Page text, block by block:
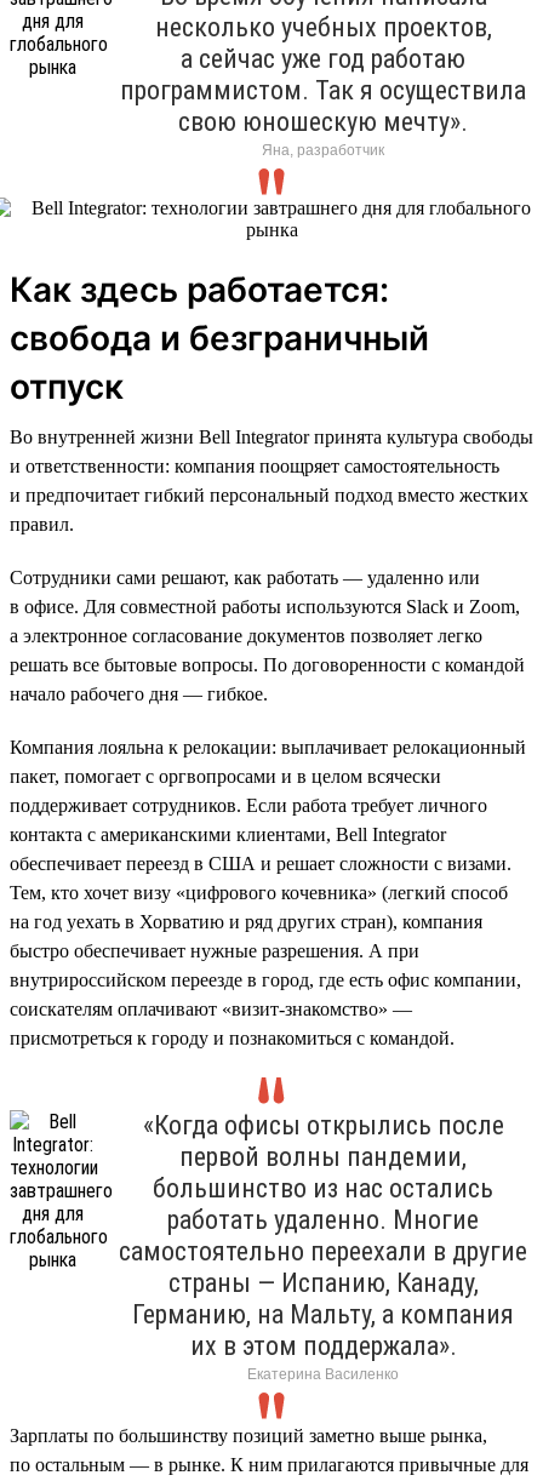
несколько учебных проектов,
а сейчас уже год работаю
программистом. Так я осуществила
свою юношескую мечту».
Яна, разработчик
Как здесь работается:
свобода и безграничный
отпуск
Во внутренней жизни Bell Integrator принята культура свободы
и ответственности: компания поощряет самостоятельность
и предпочитает гибкий персональный подход вместо жестких
правил.
Сотрудники сами решают, как работать — удаленно или
в офисе. Для совместной работы используются Slack и Zoom,
а электронное согласование документов позволяет легко
решать все бытовые вопросы. По договоренности с командой
начало рабочего дня — гибкое.
Компания лояльна к релокации: выплачивает релокационный
пакет, помогает с оргвопросами и в целом всячески
поддерживает сотрудников. Если работа требует личного
контакта с американскими клиентами, Bell Integrator
обеспечивает переезд в США и решает сложности с визами.
Тем, кто хочет визу «цифрового кочевника» (легкий способ
на год уехать в Хорватию и ряд других стран), компания
быстро обеспечивает нужные разрешения. А при
внутрироссийском переезде в город, где есть офис компании,
соискателям оплачивают «визит-знакомство» —
присмотреться к городу и познакомиться с командой.
«Когда офисы открылись после
первой волны пандемии,
большинство из нас остались
работать удаленно. Многие
самостоятельно переехали в другие
страны — Испанию, Канаду,
Германию, на Мальту, а компания
их в этом поддержала».
Екатерина Василенко
Зарплаты по большинству позиций заметно выше рынка,
по остальным — в рынке. К ним прилагаются привычные для